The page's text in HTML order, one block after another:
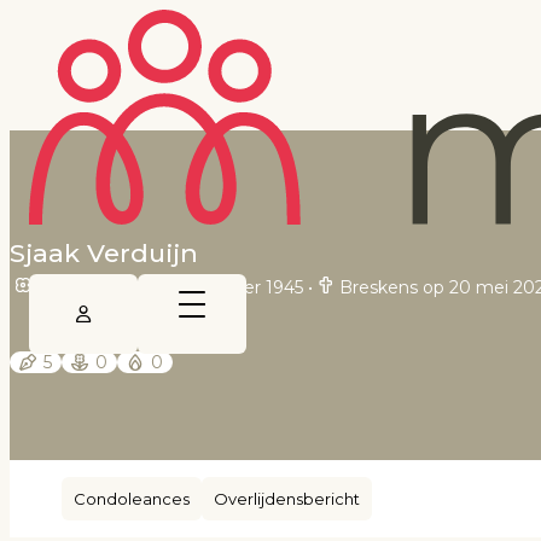
Sjaak Verduijn
Oostburg op 10 november 1945 • Breskens op 20 mei
5 0 0
Condoleances Overlijdensbericht